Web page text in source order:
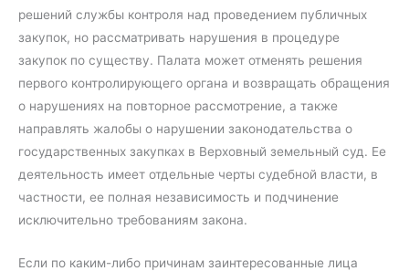
решений службы контроля над проведением публичных
закупок, но рассматривать нарушения в процедуре
закупок по существу. Палата может отменять решения
первого контролирующего органа и возвращать обращения
о нарушениях на повторное рассмотрение, а также
направлять жалобы о нарушении законодательства о
государственных закупках в Верховный земельный суд. Ее
деятельность имеет отдельные черты судебной власти, в
частности, ее полная независимость и подчинение
исключительно требованиям закона.
Если по каким-либо причинам заинтересованные лица